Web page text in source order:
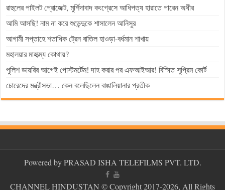
রাহুলের পাইলট প্রোজেক্ট, মুর্শিদাবাদ কংগ্রেসে আধিপত্য হারাতে পারেন অধীর
আমি আসছি! নাম না করে শুভেন্দুকে শাসালেন আনিসুর
আগামী সপ্তাহে শতাধিক ট্রেন বাতিল হাওড়া-বর্ধমান শাখায়
মহালয়ার মাহাত্ম্য কোথায়?
পুলিশ ডায়রির আগেই পোস্টমর্টেম! দাহ করার পর এফআইআর! বিস্মিত সুপ্রিম কোর্ট
চোরেদের মন্ত্রীসভা… কেন বলেছিলেন বাঙালিয়ানার প্রতীক
Powered by PRASAD ISHA TELEFILMS PVT. LTD.
CHANNEL HINDUSTAN © Copyright 2017-2026, All Rights